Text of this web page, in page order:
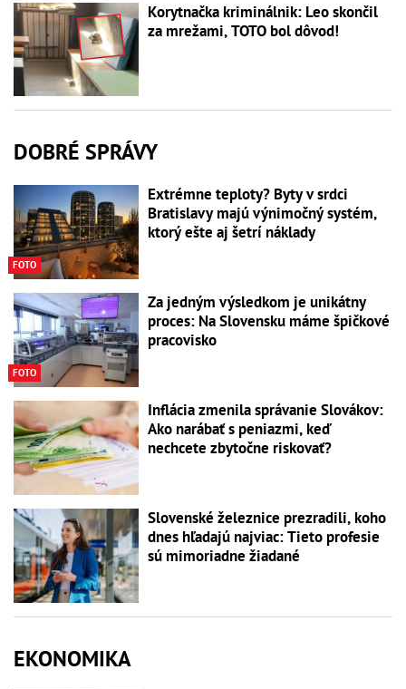
Korytnačka kriminálnik: Leo skončil
za mrežami, TOTO bol dôvod!
DOBRÉ SPRÁVY
FOTO
Extrémne teploty? Byty v srdci
Bratislavy majú výnimočný systém,
ktorý ešte aj šetrí náklady
FOTO
Za jedným výsledkom je unikátny
proces: Na Slovensku máme špičkové
pracovisko
Inflácia zmenila správanie Slovákov:
Ako narábať s peniazmi, keď
nechcete zbytočne riskovať?
Slovenské železnice prezradili, koho
dnes hľadajú najviac: Tieto profesie
sú mimoriadne žiadané
EKONOMIKA